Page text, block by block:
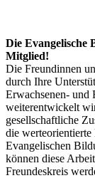
Die Evangelische
Mitglied!
Die Freundinnen
durch Ihre
Erwachsenen- und
weiterentwickelt
gesellschaftliche
die werteorientierte
Evangelischen
können diese
Freundeskreis